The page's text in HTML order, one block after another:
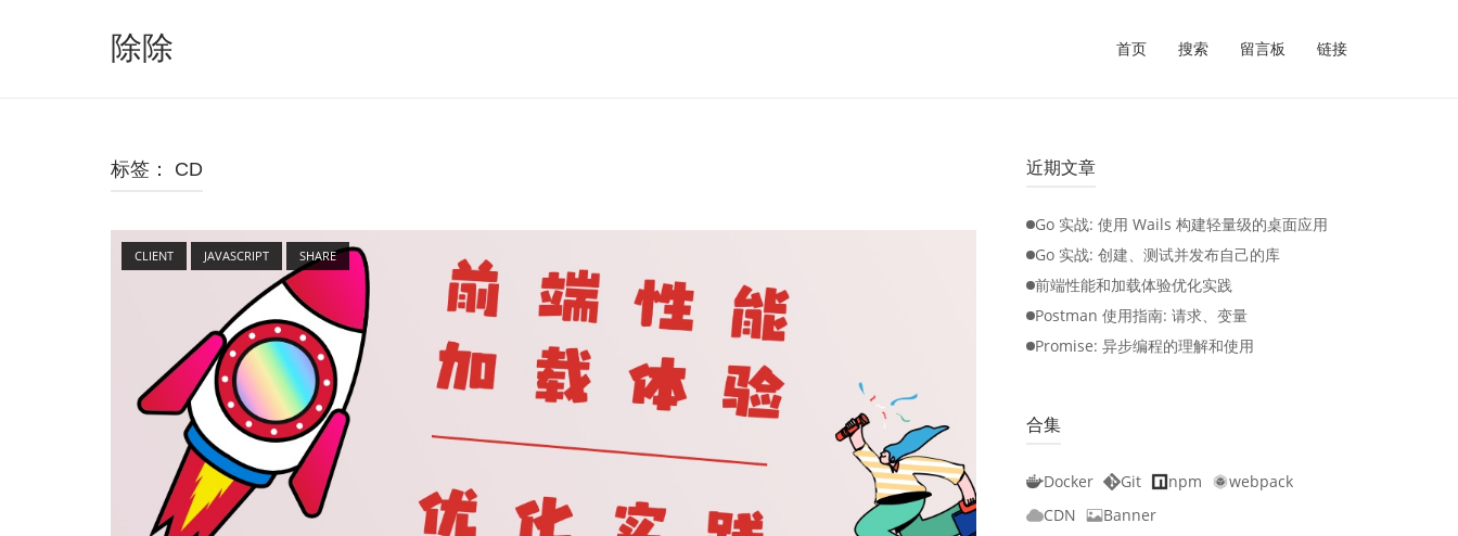
除除 首页 搜索 留言板 链接
标签： CD
CLIENT JAVASCRIPT SHARE
Open post
近期文章
Go 实战: 使用 Wails 构建轻量级的桌面应用
Go 实战: 创建、测试并发布自己的库
前端性能和加载体验优化实践
Postman 使用指南: 请求、变量
Promise: 异步编程的理解和使用
合集
Docker Git npm
webpack
CDN
Banner